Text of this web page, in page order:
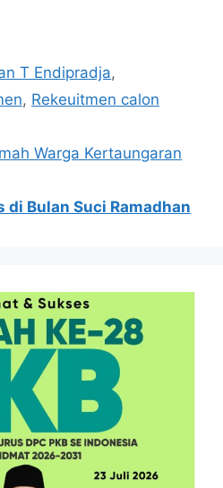
T Endipradja,
, Rekeuitmen calon
Warga Kertaungaran
di Bulan Suci Ramadhan